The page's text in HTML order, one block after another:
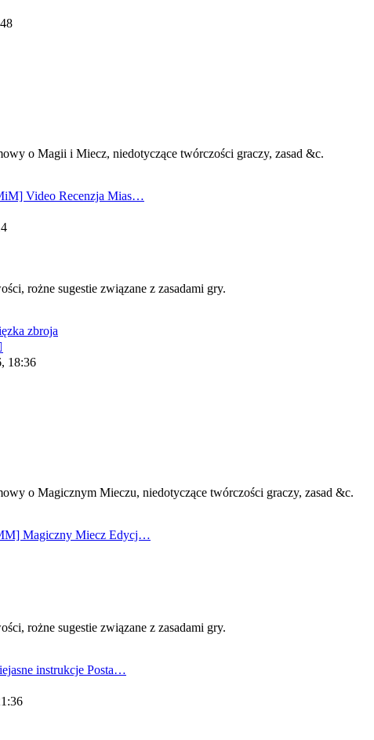
o Magii i Miecz, niedotyczące twórczości graczy, zasad &c.
Video Recenzja Mias…
rożne sugestie związane z zasadami gry.
zbroja
najnowszy
post
18:36
o Magicznym Mieczu, niedotyczące twórczości graczy, zasad &c.
Magiczny Miecz Edycj…
rożne sugestie związane z zasadami gry.
instrukcje Posta…